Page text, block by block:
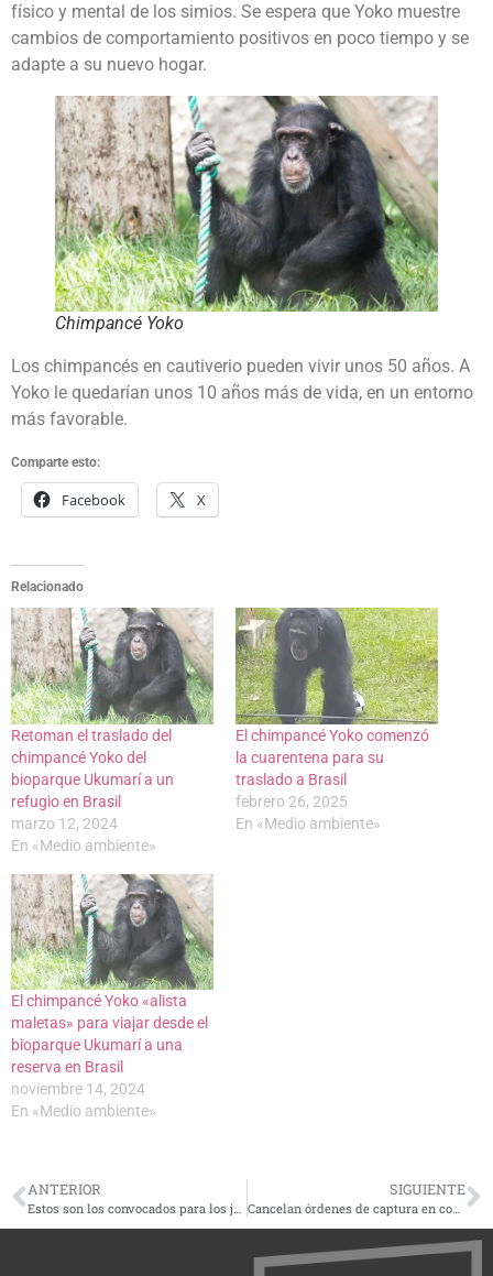
físico y mental de los simios. Se espera que Yoko muestre
cambios de comportamiento positivos en poco tiempo y se
adapte a su nuevo hogar.
Chimpancé Yoko
Los chimpancés en cautiverio pueden vivir unos 50 años. A
Yoko le quedarían unos 10 años más de vida, en un entorno
más favorable.
Comparte esto:
Facebook X
Relacionado
Retoman el traslado del
chimpancé Yoko del
bioparque Ukumarí a un
refugio en Brasil
marzo 12, 2024
En «Medio ambiente»
El chimpancé Yoko comenzó
la cuarentena para su
traslado a Brasil
febrero 26, 2025
En «Medio ambiente»
El chimpancé Yoko «alista
maletas» para viajar desde el
bioparque Ukumarí a una
reserva en Brasil
noviembre 14, 2024
En «Medio ambiente»
ANTERIOR SIGUIENTE
Cancelan órdenes de captura en contra del exnarcotraficante Carlos Lehder